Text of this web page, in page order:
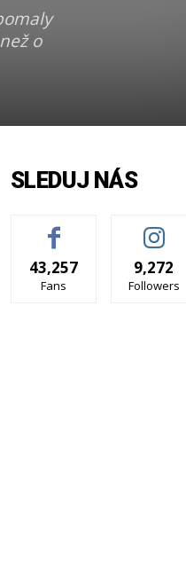
o
SLEDUJ NÁS
43,257
Fans
9,272
Followers